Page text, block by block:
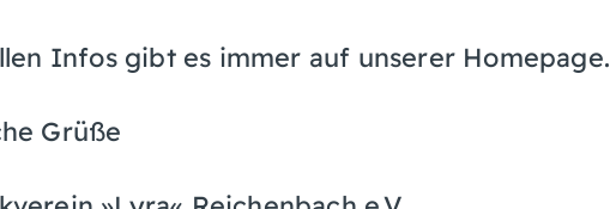
Infos gibt es immer auf unserer Homepage.
Grüße